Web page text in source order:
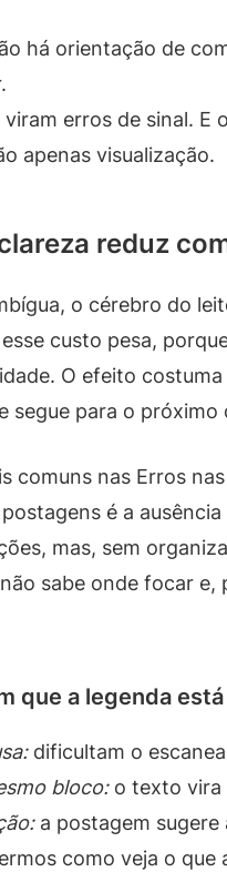
há orientação de
erros de sinal. E
apenas visualização.
reduz
o cérebro do
custo pesa,
O efeito costuma
segue para o próximo
comuns nas Erros
é a
mas, sem
sabe onde focar
que a legenda
dificultam o
bloco:o texto vira
a postagem sugere
como veja o que